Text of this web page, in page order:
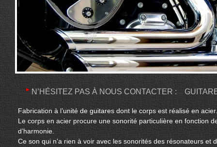
Fabrication à l’unité de guitares dont le corps est réalisé en acier.
Le corps en acier procure une sonorité particulière en fonction
d’harmonie.
Ce son qui n’a rien à voir avec les sonorités des résonateurs et
N’HÉSITEZ PAS À NOUS CONTACTER :